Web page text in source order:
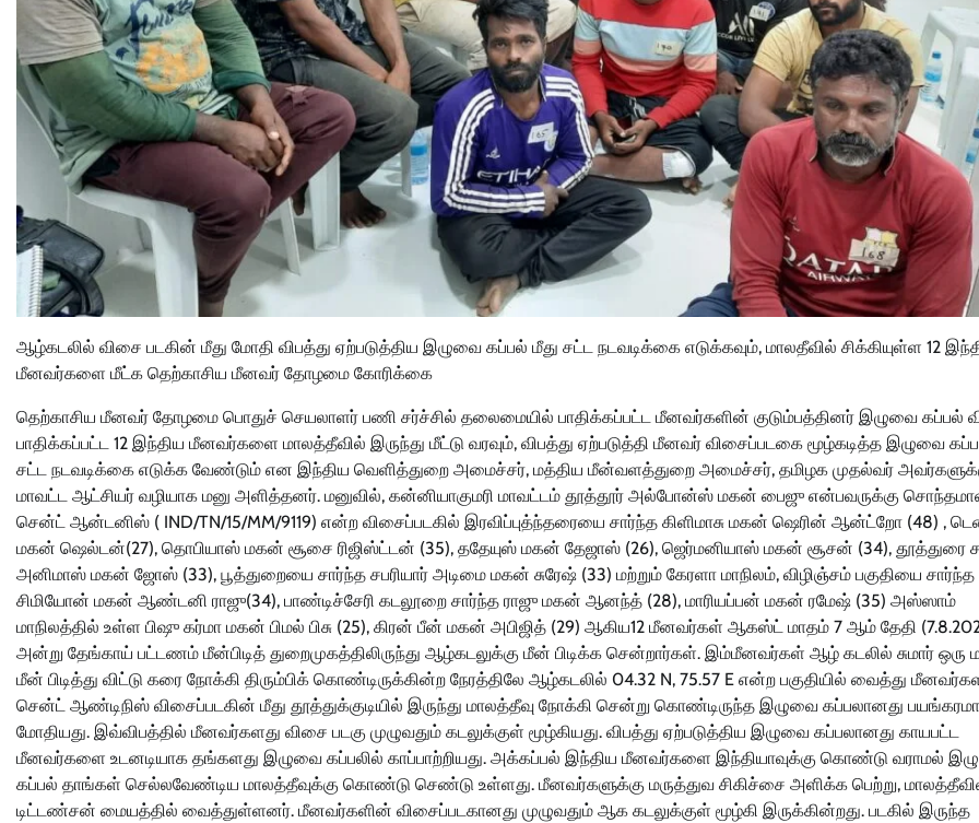
ஆழ்கடலில் விசை படகின் மீது மோதி விபத்து ஏற்படுத்திய இழுவை கப்பல் மீது சட்ட நடவடிக்கை எடுக்கவும், மாலதீவில் சிக்கியுள்ள 12
மீனவர்களை மீட்க தெற்காசிய மீனவர் தோழமை கோரிக்கை
தெற்காசிய மீனவர் தோழமை பொதுச் செயலாளர் பணி சர்ச்சில் தலைமையில் பாதிக்கப்பட்ட மீனவர்களின் குடும்பத்தினர் இழுவை கப்பல்
பாதிக்கப்பட்ட 12 இந்திய மீனவர்களை மாலத்தீவில் இருந்து மீட்டு வரவும், விபத்து ஏற்படுத்தி மீனவர் விசைப்படகை மூழ்கடித்த இழுவை
சட்ட நடவடிக்கை எடுக்க வேண்டும் என இந்திய வெளித்துறை அமைச்சர், மத்திய மீன்வளத்துறை அமைச்சர், தமிழக முதல்வர்
மாவட்ட ஆட்சியர் வழியாக மனு அளித்தனர். மனுவில், கன்னியாகுமரி மாவட்டம் தூத்தூர் அல்போன்ஸ் மகன் பைஜு என்பவருக்கு
சென்ட் ஆன்டனிஸ் ( IND/TN/15/MM/9119) என்ற விசைப்படகில் இரவிப்புத்ந்தரையை சார்ந்த கிளிமாசு மகன் ஷெரின் ஆன்ட்றோ (48) ,
மகன் ஷெல்டன்(27), தொபியாஸ் மகன் சூசை ரிஜிஸ்ட்டன் (35), ததேயுஸ் மகன் தேஜாஸ் (26), ஜெர்மனியாஸ் மகன் சூசன் (34), தூத்துரை
அனிமாஸ் மகன் ஜோஸ் (33), பூத்துறையை சார்ந்த சபரியார் அடிமை மகன் சுரேஷ் (33) மற்றும் கேரளா மாநிலம், விழிஞ்சம் பகுதியை சார்ந்த
சிமியோன் மகன் ஆண்டனி ராஜு(34), பாண்டிச்சேரி கடலூறை சார்ந்த ராஜு மகன் ஆனந்த் (28), மாரியப்பன் மகன் ரமேஷ் (35) அஸ்ஸாம்
மாநிலத்தில் உள்ள பிஷு கர்மா மகன் பிமல் பிசு (25), கிரன் பீன் மகன் அபிஜித் (29) ஆகிய12 மீனவர்கள் ஆகஸ்ட் மாதம் 7 ஆம் தேதி
அன்று தேங்காய் பட்டணம் மீன்பிடித் துறைமுகத்திலிருந்து ஆழ்கடலுக்கு மீன் பிடிக்க சென்றார்கள். இம்மீனவர்கள் ஆழ் கடலில் சுமார் ஒரு
மீன் பிடித்து விட்டு கரை நோக்கி திரும்பிக் கொண்டிருக்கின்ற நேரத்திலே ஆழ்கடலில் 04.32 N, 75.57 E என்ற பகுதியில் வைத்து
சென்ட் ஆண்டிநிஸ் விசைப்படகின் மீது தூத்துக்குடியில் இருந்து மாலத்தீவு நோக்கி சென்று கொண்டிருந்த இழுவை கப்பலானது
மோதியது. இவ்விபத்தில் மீனவர்களது விசை படகு முழுவதும் கடலுக்குள் மூழ்கியது. விபத்து ஏற்படுத்திய இழுவை கப்பலானது காயபட்ட
மீனவர்களை உடனடியாக தங்களது இழுவை கப்பலில் காப்பாற்றியது. அக்கப்பல் இந்திய மீனவர்களை இந்தியாவுக்கு கொண்டு வராமல்
கப்பல் தாங்கள் செல்லவேண்டிய மாலத்தீவுக்கு கொண்டு செண்டு உள்ளது. மீனவர்களுக்கு மருத்துவ சிகிச்சை அளிக்க பெற்று,
டிட்டண்சன் மையத்தில் வைத்துள்ளனர். மீனவர்களின் விசைப்படகானது முழுவதும் ஆக கடலுக்குள் மூழ்கி இருக்கின்றது. படகில் இருந்த